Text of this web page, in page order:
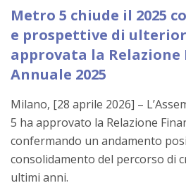
Metro 5 chiude il 2025
e prospettive di
approvata la Relazione
Annuale 2025
Milano, [28 aprile 2026] –
5 ha approvato la Relazione
confermando un andamento
consolidamento del percorso di
ultimi anni.